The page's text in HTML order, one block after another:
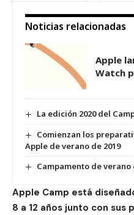
Noticias relacionadas
Apple
Watch
La edición 2020 del
Comienzan los
Apple de verano de 2019
Campamento de verano
Apple Camp está
8 a 12 años junto con